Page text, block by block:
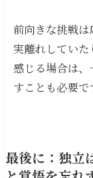
前向きな挑戦
実離れしてい
感じる場合は
すことも必要で
最後に：独立